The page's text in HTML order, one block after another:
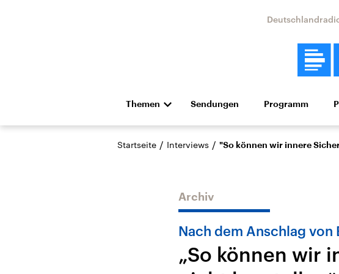
Themen
Die Nachrichten Politik Wirtschaft
Hörspiel und Feature Musik
Landtagswahl Sachsen-
Anhalt 2026
USA
Sendungen Programm
Startseite / Interviews / "So können wir innere
Archiv
Nach dem Anschlag von
„So können wir